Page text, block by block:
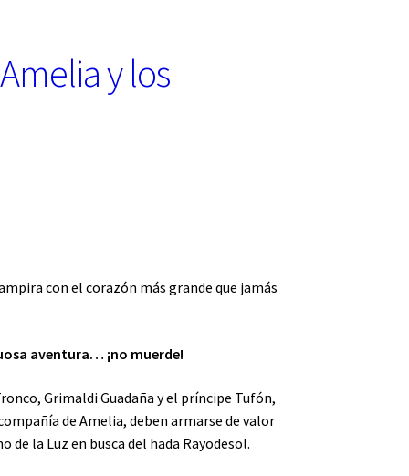
y los
con el corazón más grande que jamás
aventura… ¡no muerde!
Grimaldi Guadaña y el príncipe Tufón,
de Amelia, deben armarse de valor
de la Luz en busca del hada Rayodesol.